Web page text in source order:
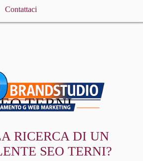
Contattaci
TERNI
RICERCA DI UN
SEO TERNI?